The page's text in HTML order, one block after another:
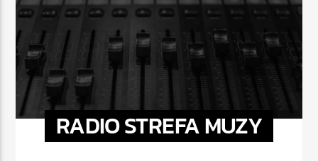
RADIO STREFA MUZY